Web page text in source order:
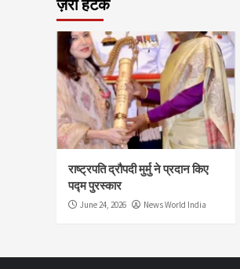
ज़रा हटके
राष्ट्रपति द्रौपदी मुर्मु ने प्रदान किए
पद्म पुरस्कार
June 24, 2026 News World India